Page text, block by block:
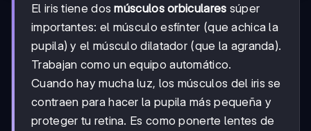
El iris tiene dosmúsculos orbiculares súper
importantes: el músculo esfínter (que achica la
pupila) y el músculo dilatador (que la agranda).
Trabajan como un equipo automático.
Cuando hay mucha luz, los músculos del iris se
contraen para hacer la pupila más pequeña y
proteger tu retina. Es como ponerte lentes de